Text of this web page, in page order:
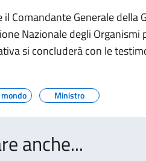
Comandante Generale della
Nazionale degli
si concluderà con le
Ministro
anche...